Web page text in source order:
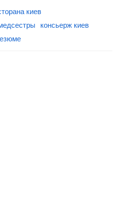
киев
консьерж киев